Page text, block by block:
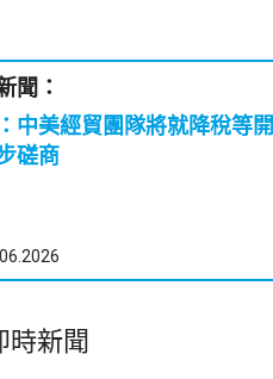
聞：
中美經貿團隊將就降稅等開
磋商
時新聞